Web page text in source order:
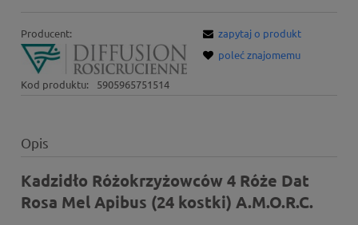
Producent:
Kod produktu: 5905965751514
zapytaj o produkt
poleć znajomemu
Opis
Kadzidło Różokrzyżowców 4 Róże Dat
Rosa Mel Apibus (24 kostki) A.M.O.R.C.